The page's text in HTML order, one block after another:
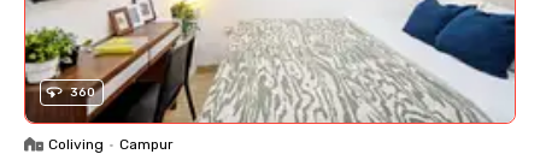
360
Coliving • Campur